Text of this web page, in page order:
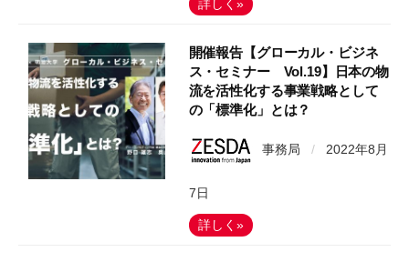
詳しく»
開催報告【グローカル・ビジネ
ス・セミナー Vol.19】日本の物
流を活性化する事業戦略として
の「標準化」とは？
事務局 / 2022年8月
7日
詳しく»